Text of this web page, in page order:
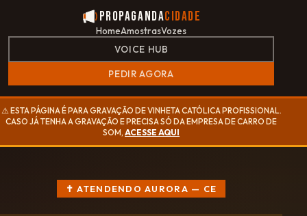
PropagandaCidade
HomeAmostrasVozes
VOICE HUB
PEDIR AGORA
⚠️ ESTA PÁGINA É PARA GRAVAÇÃO DE VINHETA CATÓLICA PROFISSIONAL.
CASO JÁ TENHA A GRAVAÇÃO E PRECISA SÓ DA EMPRESA DE CARRO DE
SOM,ACESSE AQUI
✝ ATENDENDO AURORA — CE